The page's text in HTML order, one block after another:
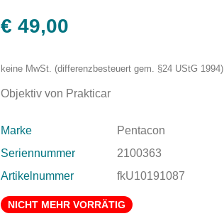
€ 49,00
keine MwSt. (differenzbesteuert gem. §24 UStG 1994)
Objektiv von Prakticar
Marke
Pentacon
Seriennummer
2100363
Artikelnummer
fkU10191087
NICHT MEHR VORRÄTIG